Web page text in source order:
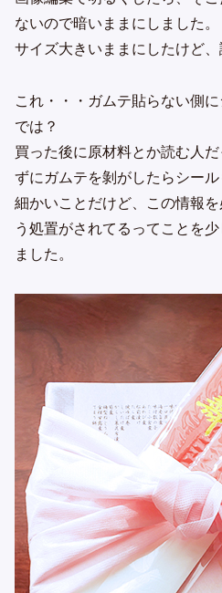
ないので暗いままにしました。
サイズ大きいままにしたけど、
これ・・・ガムテ貼らない側
では？
買った後に原材料とか読む人
ずにガムテを剝がしたらシール
細かいことだけど、この情報
う処置がされてるってことを
ました。